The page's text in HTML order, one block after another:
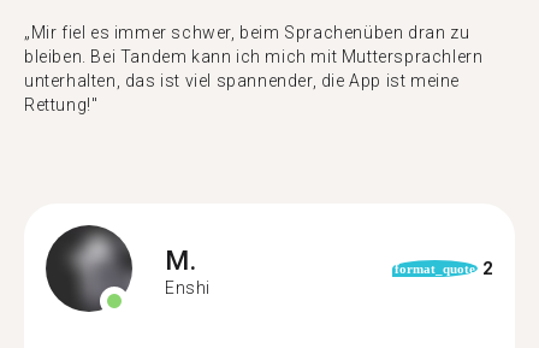
„Mir fiel es immer schwer, beim Sprachenüben dran zu
bleiben. Bei Tandem kann ich mich mit Muttersprachlern
unterhalten, das ist viel spannender, die App ist meine
Rettung!"
M.
Enshi
format_quote 2